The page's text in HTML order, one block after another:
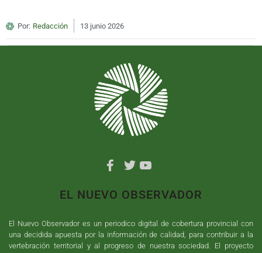
Por: Redacción 13 junio 2026
EL NUEVO OBSERVADOR
El Nuevo Observador es un periodico digital de cobertura provincial con
una decidida apuesta por la información de calidad, para contribuir a la
vertebración territorial y al progreso de nuestra sociedad. El proyecto